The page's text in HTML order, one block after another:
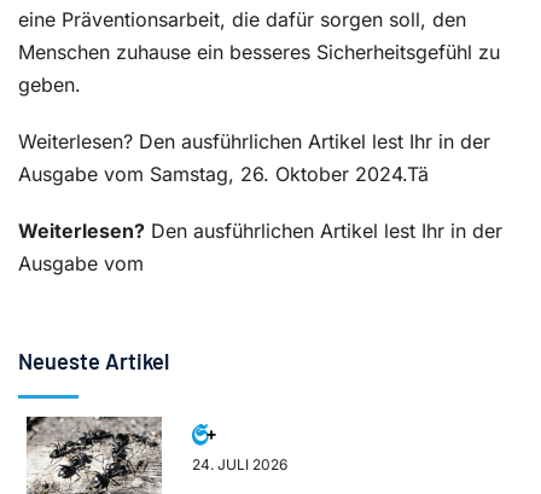
eine Präventionsarbeit, die dafür sorgen soll, den
Menschen zuhause ein besseres Sicherheitsgefühl zu
geben.
Weiterlesen? Den ausführlichen Artikel lest Ihr in der
Ausgabe vom Samstag, 26. Oktober 2024.Tä
Weiterlesen? Den ausführlichen Artikel lest Ihr in der
Ausgabe vom
Neueste Artikel
24. JULI 2026